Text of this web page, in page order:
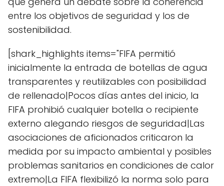
entre los objetivos de seguridad y los de
sostenibilidad.
[shark_highlights items="FIFA permitió
inicialmente la entrada de botellas de agua
transparentes y reutilizables con posibilidad
de rellenado|Pocos días antes del inicio, la
FIFA prohibió cualquier botella o recipiente
externo alegando riesgos de seguridad|Las
asociaciones de aficionados criticaron la
medida por su impacto ambiental y posibles
problemas sanitarios en condiciones de calor
extremo|La FIFA flexibilizó la norma solo para